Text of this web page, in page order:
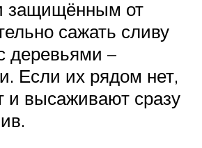
защищённым от
сажать сливу
деревьями –
Если их рядом нет,
и высаживают сразу